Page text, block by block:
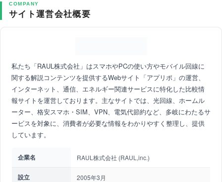
COMPANY
サイト運営会社概要
私たち「RAUL株式会社」はスマホやPCの使い方やモバイル回線に
関する解説コンテンツを提供するWebサイト「アプリポ」の運営、
インターネット、通信、エネルギー関連サービスに特化した比較情
報サイトを運営しております。主なサイトでは、光回線、ホームル
ーター、格安スマホ・SIM、VPN、電気代節約など、多岐にわたるサ
ービスを対象に、消費者が必要な情報をわかりやすく整理し、提供
しています。
企業名 RAUL株式会社 (RAUL,inc.)
設立 2005年3月